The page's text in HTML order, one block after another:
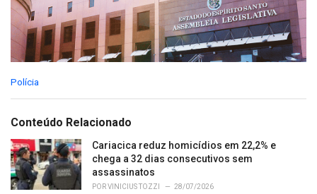
C
e
o
r
i
e
Polícia
Conteúdo Relacionado
Cariacica reduz homicídios em 22,2% e
chega a 32 dias consecutivos sem
assassinatos
PORVINICIUS TOZZI 28/07/2026